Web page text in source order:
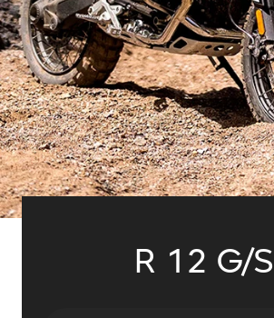
R 12 G/S